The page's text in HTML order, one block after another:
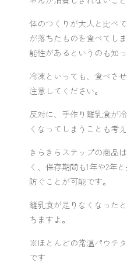
体のつくりが大人と比べ
が落ちたものを食べてし
能性があるというのも知
冷凍といっても、食べさ
注意してください。
反対に、手作り離乳食が
くなってしまうことも考え
きらきらステップの商品
く、保存期間も1年や2年
防ぐことが可能です。
離乳食が足りなくなった
ちますよ。
※ほとんどの常温パウチ
です